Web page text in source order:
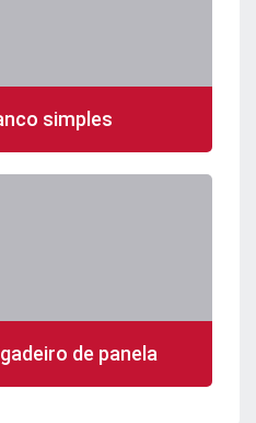
simples
de panela